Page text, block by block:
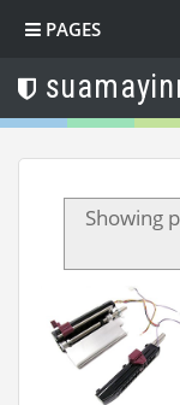
PAGES
Showing